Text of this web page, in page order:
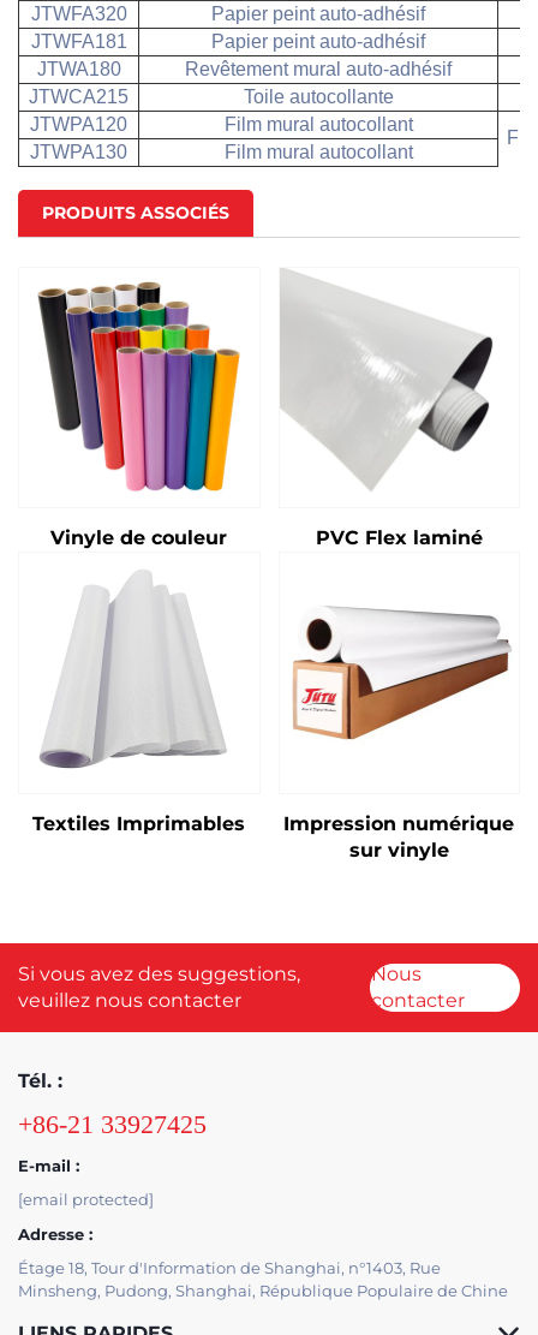
JTWFA320
Papier peint auto-adhésif
JTWFA181
Papier peint auto-adhésif
JTWA180
Revêtement mural auto-adhésif
JTWCA215
Toile autocollante
JTWPA120
Film mural autocollant
JTWPA130 Film mural autocollant
PRODUITS ASSOCIÉS
Vinyle de couleur PVC Flex laminé
Textiles Imprimables
Impression numérique
sur vinyle
Si vous avez des suggestions,
veuillez nous contacter
Nous
contacter
Tél. :
+86-21 33927425
E-mail :
[email protected]
Adresse :
Étage 18, Tour d'Information de Shanghai, n°1403, Rue
Minsheng, Pudong, Shanghai, République Populaire de Chine